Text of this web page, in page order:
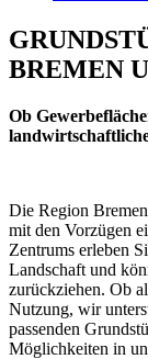
BREMEN
Ob
Die Region
mit den Vorzügen
Zentrums erleben
Landschaft und
zurückziehen. Ob
Nutzung, wir
passenden
Möglichkeiten in